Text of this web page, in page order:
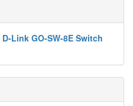
D-Link GO-SW-8E Switch